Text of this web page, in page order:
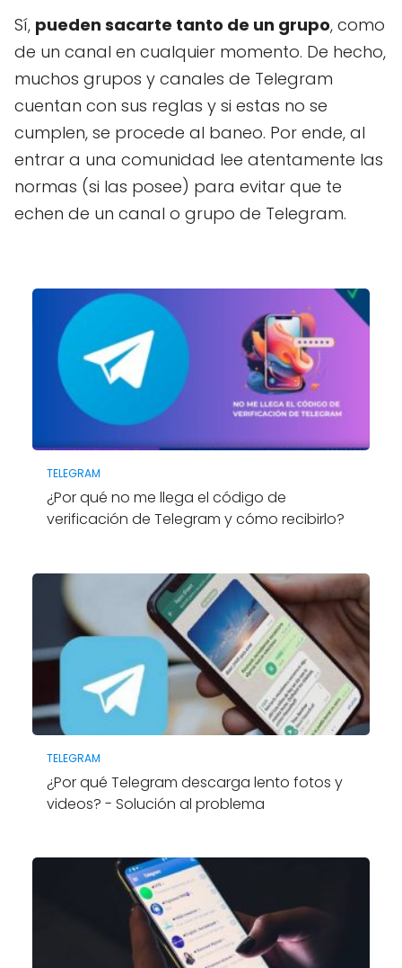
Sí, pueden sacarte tanto de un grupo, como
de un canal en cualquier momento. De hecho,
muchos grupos y canales de Telegram
cuentan con sus reglas y si estas no se
cumplen, se procede al baneo. Por ende, al
entrar a una comunidad lee atentamente las
normas (si las posee) para evitar que te
echen de un canal o grupo de Telegram.
TELEGRAM
¿Por qué no me llega el código de
verificación de Telegram y cómo recibirlo?
TELEGRAM
¿Por qué Telegram descarga lento fotos y
videos? - Solución al problema